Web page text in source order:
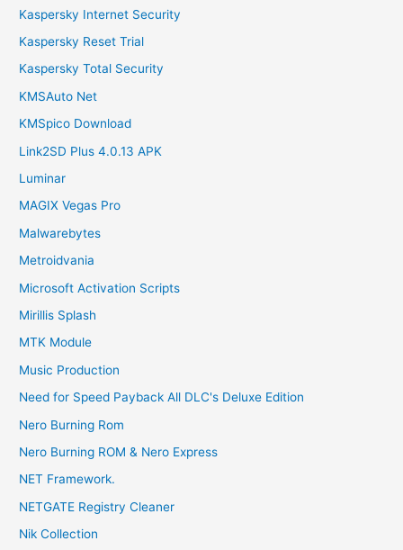
Kaspersky Internet Security
Kaspersky Reset Trial
Kaspersky Total Security
KMSAuto Net
KMSpico Download
Link2SD Plus 4.0.13 APK
Luminar
MAGIX Vegas Pro
Malwarebytes
Metroidvania
Microsoft Activation Scripts
Mirillis Splash
MTK Module
Music Production
Need for Speed Payback All DLC's Deluxe Edition
Nero Burning Rom
Nero Burning ROM & Nero Express
NET Framework.
NETGATE Registry Cleaner
Nik Collection